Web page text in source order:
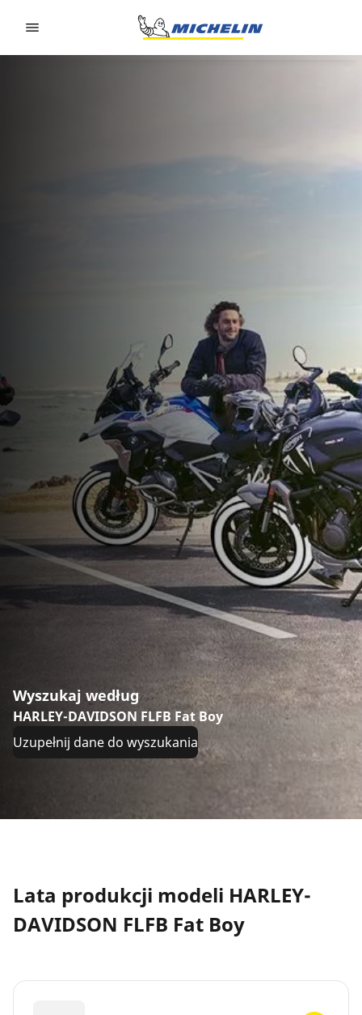
Wyszukaj według
HARLEY-DAVIDSON FLFB Fat Boy
Uzupełnij dane do wyszukania
Lata produkcji modeli HARLEY-
DAVIDSON FLFB Fat Boy